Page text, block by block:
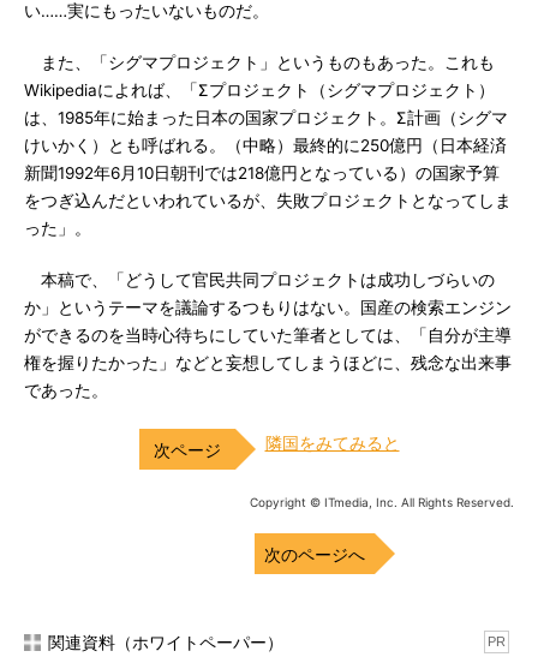
い……実にもったいないものだ。
また、「シグマプロジェクト」というものもあった。これも
Wikipediaによれば、「Σプロジェクト（シグマプロジェクト）
は、1985年に始まった日本の国家プロジェクト。Σ計画（シグマ
けいかく）とも呼ばれる。（中略）最終的に250億円（日本経済
新聞1992年6月10日朝刊では218億円となっている）の国家予算
をつぎ込んだといわれているが、失敗プロジェクトとなってしま
った」。
本稿で、「どうして官民共同プロジェクトは成功しづらいの
か」というテーマを議論するつもりはない。国産の検索エンジン
ができるのを当時心待ちにしていた筆者としては、「自分が主導
権を握りたかった」などと妄想してしまうほどに、残念な出来事
であった。
隣国をみてみると
Copyright © ITmedia, Inc. All Rights Reserved.
次のページへ
関連資料（ホワイトペーパー） PR